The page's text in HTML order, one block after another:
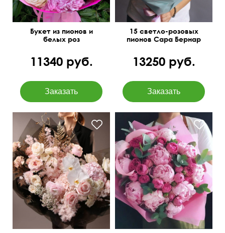
Букет из пионов и
белых роз
11340 руб.
15 светло-розовых
пионов Сара Бернар
13250 руб.
Озотамнус, орхидея
ванда, аспарагус,
сухоцветы
Пионы Голландия 11,
кустовые розы, эвкалипт
парвифолия 3